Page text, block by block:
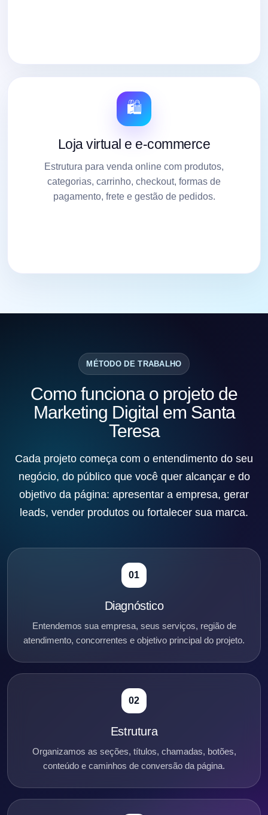
🛍️
Loja virtual e e-commerce
Estrutura para venda online com produtos,
categorias, carrinho, checkout, formas de
pagamento, frete e gestão de pedidos.
MÉTODO DE TRABALHO
Como funciona o projeto de
Marketing Digital em Santa
Teresa
Cada projeto começa com o entendimento do seu
negócio, do público que você quer alcançar e do
objetivo da página: apresentar a empresa, gerar
leads, vender produtos ou fortalecer sua marca.
01
Diagnóstico
Entendemos sua empresa, seus serviços, região de
atendimento, concorrentes e objetivo principal do projeto.
02
Estrutura
Organizamos as seções, títulos, chamadas, botões,
conteúdo e caminhos de conversão da página.